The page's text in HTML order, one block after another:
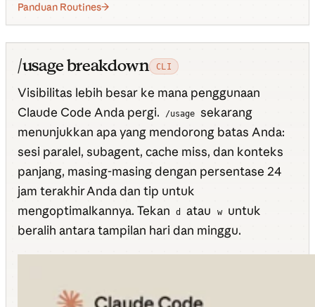
Panduan Routines
/usage breakdown CLI
Visibilitas lebih besar ke mana penggunaan
Claude Code Anda pergi.
/usage sekarang
menunjukkan apa yang mendorong batas Anda:
sesi paralel, subagent, cache miss, dan konteks
panjang, masing-masing dengan persentase 24
jam terakhir Anda dan tip untuk
mengoptimalkannya. Tekan
d atau w
untuk
beralih antara tampilan hari dan minggu.